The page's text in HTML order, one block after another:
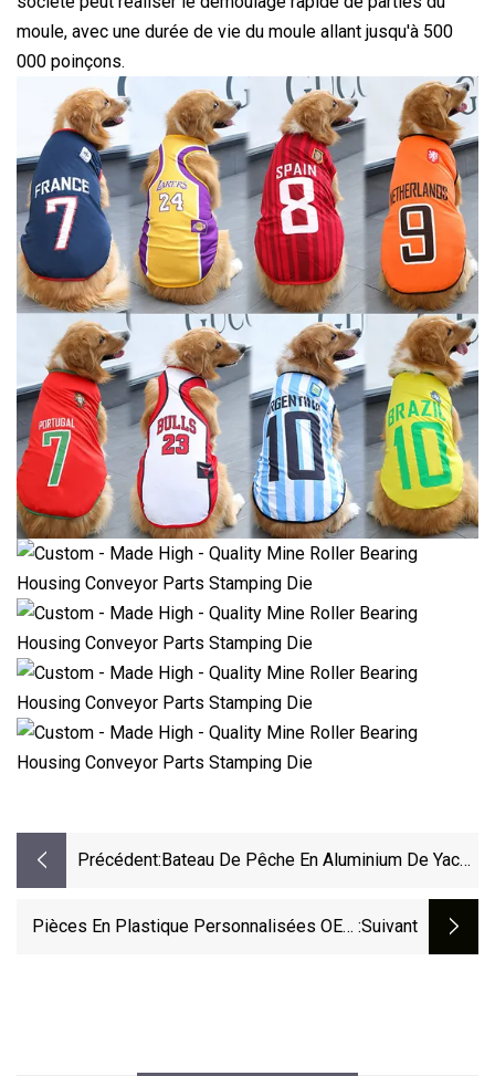
moule, avec une durée de vie du moule allant jusqu'à 500
000 poinçons.
Précédent: Bateau De Pêche En Aluminium De Yacht
Mousse À Grande Vitesse De 25FT 7.5m
Pièces En Plastique Personnalisées OEM :suivant